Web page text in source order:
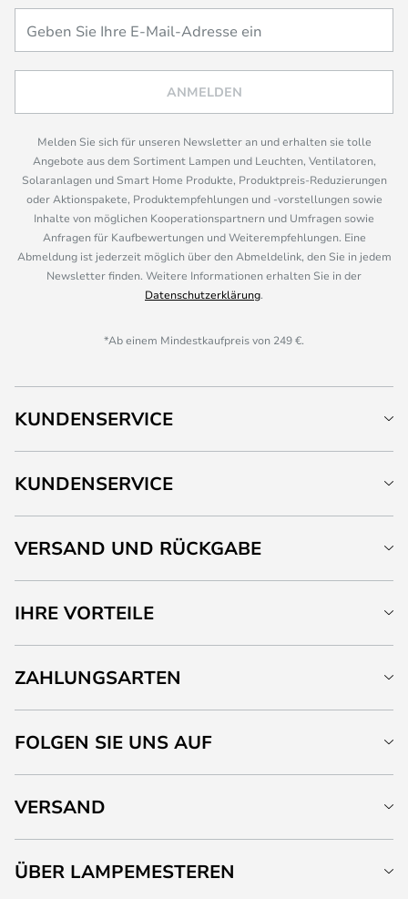
ANMELDEN
Melden Sie sich für unseren Newsletter an und erhalten sie tolle
Angebote aus dem Sortiment Lampen und Leuchten, Ventilatoren,
Solaranlagen und Smart Home Produkte, Produktpreis-Reduzierungen
oder Aktionspakete, Produktempfehlungen und -vorstellungen sowie
Inhalte von möglichen Kooperationspartnern und Umfragen sowie
Anfragen für Kaufbewertungen und Weiterempfehlungen. Eine
Abmeldung ist jederzeit möglich über den Abmeldelink, den Sie in jedem
Newsletter finden. Weitere Informationen erhalten Sie in der
Datenschutzerklärung.
*Ab einem Mindestkaufpreis von 249 €.
KUNDENSERVICE
KUNDENSERVICE
VERSAND UND RÜCKGABE
IHRE VORTEILE
ZAHLUNGSARTEN
FOLGEN SIE UNS AUF
VERSAND
ÜBER LAMPEMESTEREN